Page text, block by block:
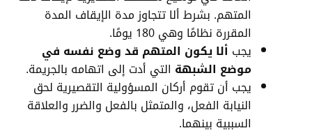
المتهم. بشرط ألا تتجاوز مدة الإيقاف المدة
المقررة نظامًا وهي 180 يومًا.
يجب ألا يكون المتهم قد وضع نفسه في
موضع الشبهة التي أدت إلى اتهامه بالجريمة.
يجب أن تقوم أركان المسؤولية التقصيرية لحق
النيابة الفعل، والمتمثل بالفعل والضرر والعلاقة
السببية بينهما.